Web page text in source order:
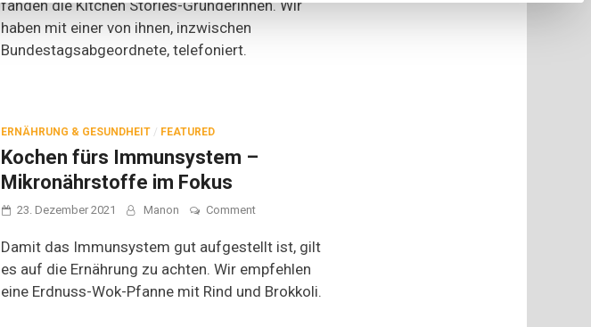
fanden die Kitchen Stories-Gründerinnen. Wir
haben mit einer von ihnen, inzwischen
Bundestagsabgeordnete, telefoniert.
ERNÄHRUNG & GESUNDHEIT / FEATURED
Kochen fürs Immunsystem –
Mikronährstoffe im Fokus
23. Dezember 2021 Manon Commenton
fürs
Immunsystem
–
Mikronährstoffe
Damit das Immunsystem gut aufgestellt ist, gilt
es auf die Ernährung zu achten. Wir empfehlen
eine Erdnuss-Wok-Pfanne mit Rind und Brokkoli.